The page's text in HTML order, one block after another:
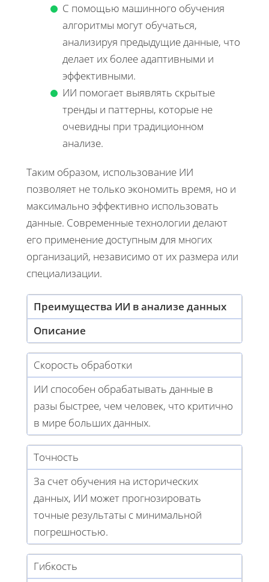
С помощью машинного обучения
алгоритмы могут обучаться,
анализируя предыдущие данные, что
делает их более адаптивными и
эффективными.
ИИ помогает выявлять скрытые
тренды и паттерны, которые не
очевидны при традиционном
анализе.
Таким образом, использование ИИ
позволяет не только экономить время, но и
максимально эффективно использовать
данные. Современные технологии делают
его применение доступным для многих
организаций, независимо от их размера или
специализации.
Преимущества ИИ в анализе данных
Описание
Скорость обработки
ИИ способен обрабатывать данные в
разы быстрее, чем человек, что критично
в мире больших данных.
Точность
За счет обучения на исторических
данных, ИИ может прогнозировать
точные результаты с минимальной
погрешностью.
Гибкость